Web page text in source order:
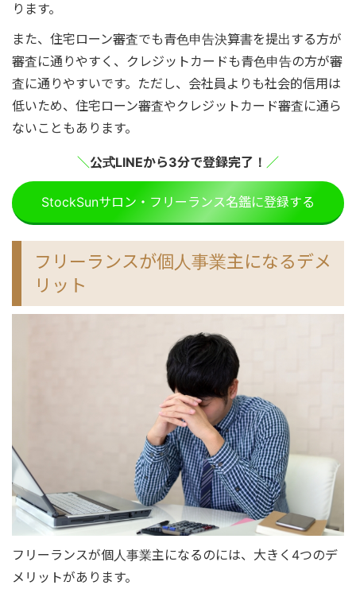
ります。
また、住宅ローン審査でも青色申告決算書を提出する方が
審査に通りやすく、クレジットカードも青色申告の方が審
査に通りやすいです。ただし、会社員よりも社会的信用は
低いため、住宅ローン審査やクレジットカード審査に通ら
ないこともあります。
＼公式LINEから3分で登録完了！ ／
StockSunサロン・フリーランス名鑑に登録する
フリーランスが個人事業主になるデメ
リット
フリーランスが個人事業主になるのには、大きく4つのデ
メリットがあります。